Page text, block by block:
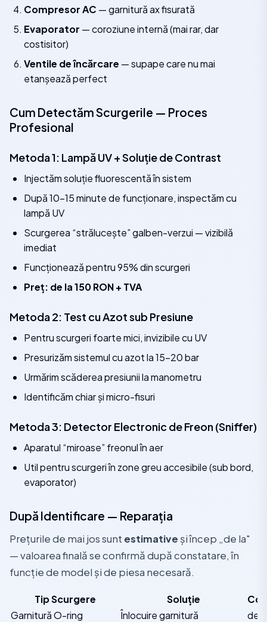
Compresor AC — garnitură ax fisurată
Evaporator — coroziune internă (mai rar, dar
costisitor)
Ventile de încărcare — supape care nu mai
etanșează perfect
Cum Detectăm Scurgerile — Proces
Profesional
Metoda 1: Lampă UV + Soluție de Contrast
Injectăm soluție fluorescentă în sistem
După 10–15 minute de funcționare, inspectăm cu
lampă UV
Scurgerea “strălucește” galben-verzui — vizibilă
imediat
Funcționează pentru 95% din scurgeri
Preț: de la 150 RON + TVA
Metoda 2: Test cu Azot sub Presiune
Pentru scurgeri foarte mici, invizibile cu UV
Presurizăm sistemul cu azot la 15–20 bar
Urmărim scăderea presiunii la manometru
Identificăm chiar și micro-fisuri
Metoda 3: Detector Electronic de Freon (Sniffer)
Aparatul “miroase” freonul în aer
Util pentru scurgeri în zone greu accesibile (sub bord,
evaporator)
După Identificare — Reparația
Prețurile de mai jos sunt estimative și încep „de la"
— valoarea finală se confirmă după constatare, în
funcție de model și de piesa necesară.
Tip Scurgere Soluție
Garnitură O-ring
Înlocuire garnitură
de